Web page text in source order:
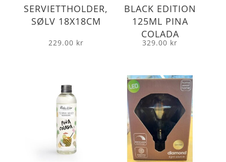
SERVIETTHOLDER,
SØLV 18X18CM
229.00 kr
BLACK EDITION
125ML PINA
COLADA
329.00 kr